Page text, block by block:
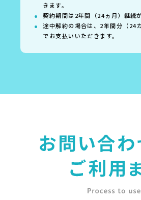
きます。
契約期間は2年間（24ヵ月）継続
途中解約の場合は、2年間分（24
でお支払いいただきます。